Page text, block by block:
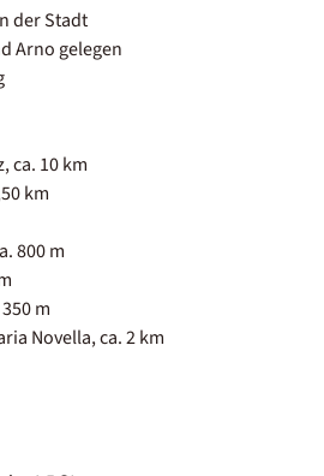
der Stadt
Arno gelegen
ca. 10 km
km
800 m
m
Novella, ca. 2 km